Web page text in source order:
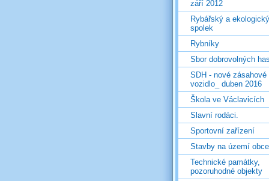
září 2012
Rybářský a ekologický
spolek
Rybníky
Sbor dobrovolných
SDH - nové zásahové
vozidlo_ duben 2016
Škola ve Václavicích
Slavní rodáci.
Sportovní zařízení
Stavby na území obce
Technické památky,
pozoruhodné objekty